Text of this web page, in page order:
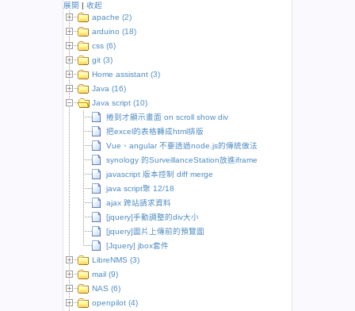
展開 | 收起
apache (2)
arduino (18)
css (6)
git (3)
Home assistant (3)
Java (16)
Java script (10)
捲到才顯示畫面 on scroll show div
把excel的表格轉成html排版
Vue、angular 不要透過node.js的傳統做法
synology 的SurveillanceStation放進iframe
javascript 版本控制 diff merge
java script聚 12/18
ajax 跨站請求資料
[jquery]手動調整的div大小
[jquery]圖片上傳前的預覽圖
[Jquery] jbox套件
LibreNMS (3)
mail (9)
NAS (6)
openpilot (4)